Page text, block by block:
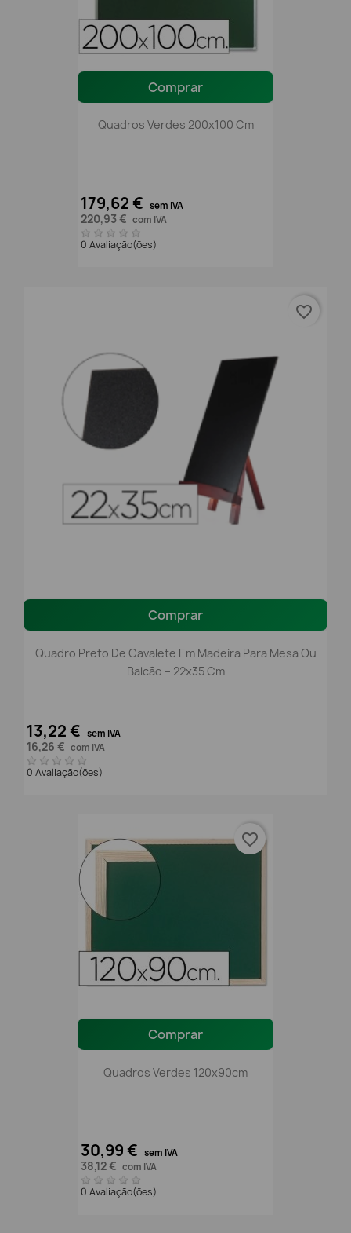
Comprar
Quadros Verdes 200x100 Cm
179,62 € sem IVA
220,93 € com IVA
0 Avaliação(ões)
Comprar
Quadro Preto De Cavalete Em Madeira Para Mesa Ou
Balcão – 22x35 Cm
13,22 € sem IVA
16,26 € com IVA
0 Avaliação(ões)
favorite_border
Comprar
Quadros Verdes 120x90cm
30,99 € sem IVA
38,12 € com IVA
0 Avaliação(ões)
favorite_border